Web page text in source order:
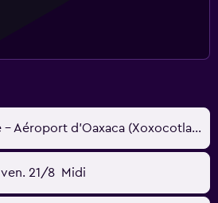
Oaxaca, Mexique - Aéroport d'Oaxaca (Xoxocotlan) (OAX)
ven. 21/8 Midi